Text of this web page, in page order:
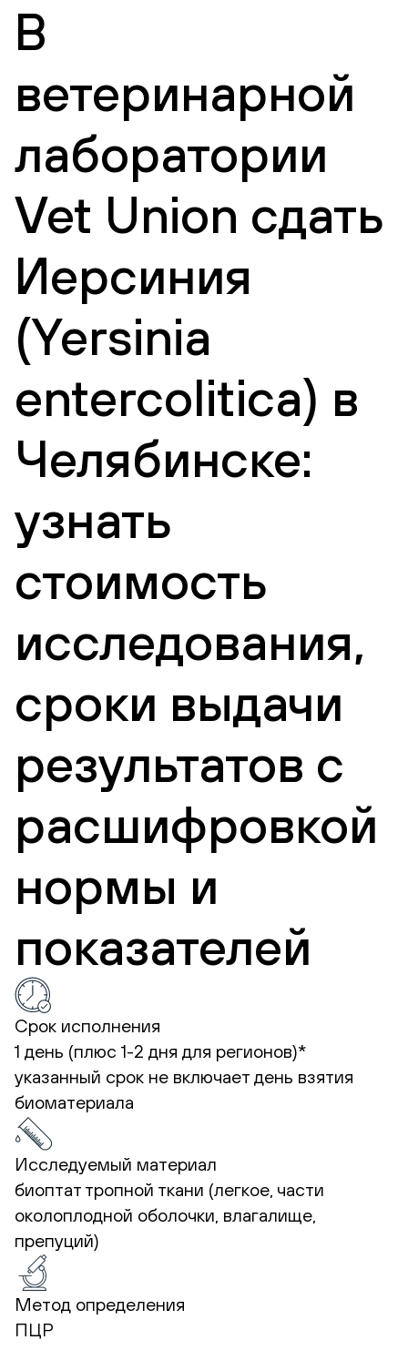
В
ветеринарной
лаборатории
Vet Union сдать
Иерсиния
(Yersinia
entercolitica) в
Челябинске:
узнать
стоимость
исследования,
сроки выдачи
результатов с
расшифровкой
нормы и
показателей
Срок исполнения
1 день (плюс 1-2 дня для регионов)*
указанный срок не включает день взятия
биоматериала
Исследуемый материал
биоптат тропной ткани (легкое, части
околоплодной оболочки, влагалище,
препуций)
Метод определения
ПЦР